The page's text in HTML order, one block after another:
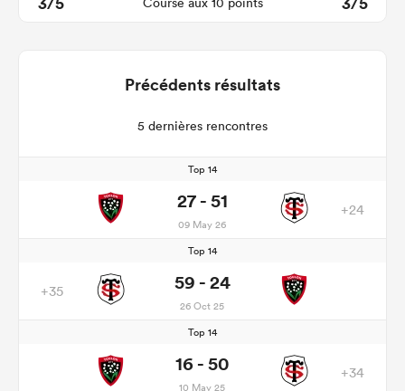
Précédents résultats
5 dernières rencontres
Top 14
27 - 51
09 May 26
+24
Top 14
+35 59 - 24
26 Oct 25
Top 14
16 - 50
10 May 25
+34